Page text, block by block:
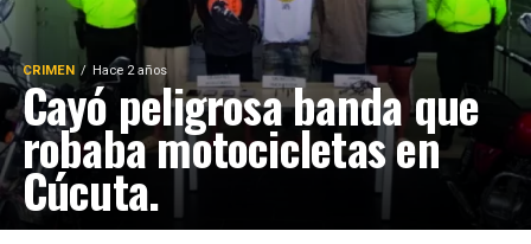
CRIMEN Hace 2 años
Cayó peligrosa banda que
robaba motocicletas en
Cúcuta.